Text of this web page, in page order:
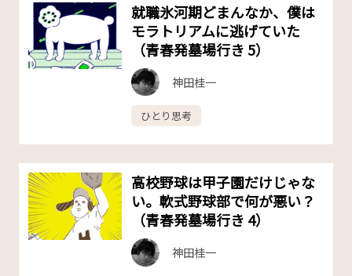
就職氷河期どまんなか、僕は
モラトリアムに逃げていた
（青春発墓場行き 5）
神田桂一
ひとり思考
高校野球は甲子園だけじゃな
い。軟式野球部で何が悪い？
（青春発墓場行き 4）
神田桂一